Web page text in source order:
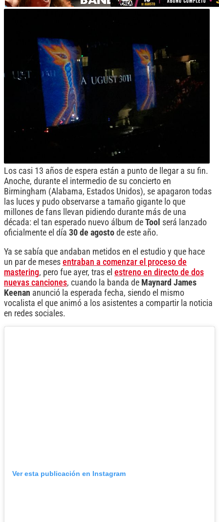
Los casi 13 años de espera están a punto de llegar a su fin.
Anoche, durante el intermedio de su concierto en
Birmingham (Alabama, Estados Unidos), se apagaron todas
las luces y pudo observarse a tamaño gigante lo que
millones de fans llevan pidiendo durante más de una
década: el tan esperado nuevo álbum de Tool será lanzado
oficialmente el día 30 de agosto de este año.
Ya se sabía que andaban metidos en el estudio y que hace
un par de meses entraban a comenzar el proceso de
mastering, pero fue ayer, tras el estreno en directo de dos
nuevas canciones, cuando la banda de Maynard James
Keenan anunció la esperada fecha, siendo el mismo
vocalista el que animó a los asistentes a compartir la noticia
en redes sociales.
Ver esta publicación en Instagram